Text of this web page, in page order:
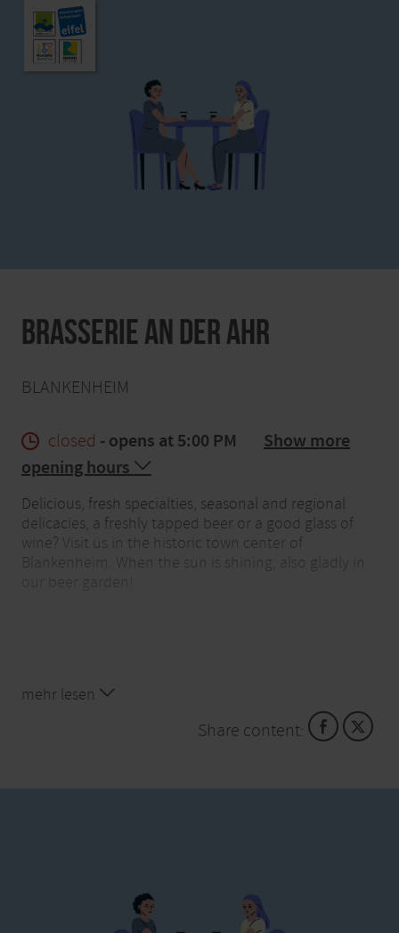
Brasserie an der Ahr
BLANKENHEIM
closed - opens at 5:00 PM
Show more
opening hours
Delicious, fresh specialties, seasonal and regional
delicacies, a freshly tapped beer or a good glass of
wine? Visit us in the historic town center of
Blankenheim. When the sun is shining, also gladly in
mehr lesen
Share content: